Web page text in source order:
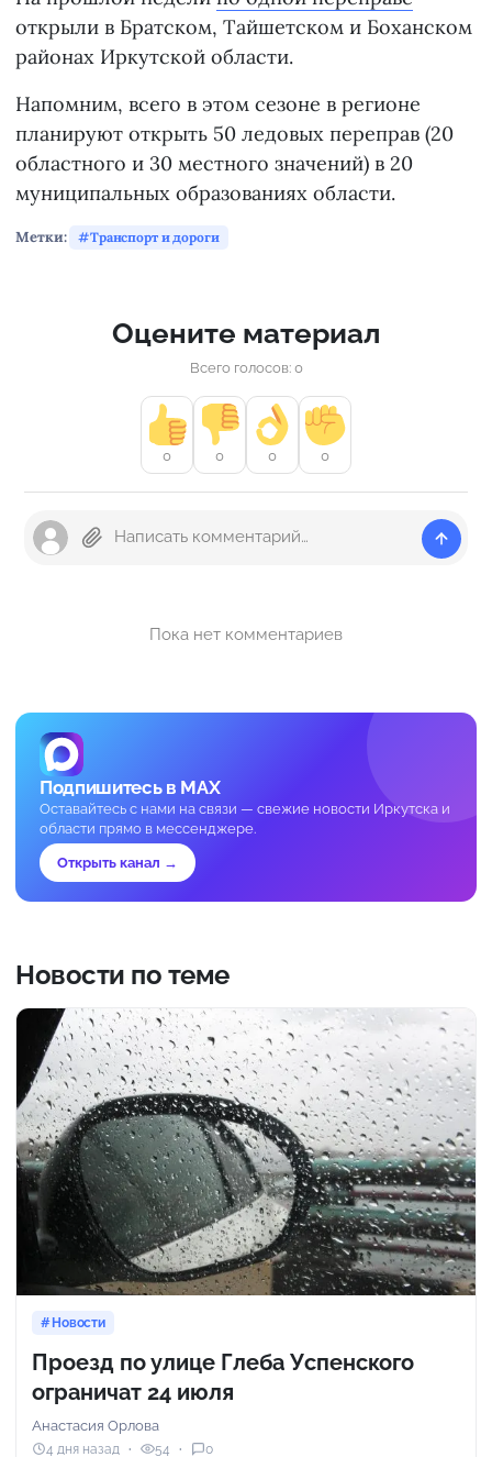
открыли в Братском, Тайшетском и Боханском
районах Иркутской области.
Напомним, всего в этом сезоне в регионе
планируют открыть 50 ледовых переправ (20
областного и 30 местного значений) в 20
муниципальных образованиях области.
Метки: Транспорт и дороги
Оцените материал
Всего голосов: 0
0 0 0 0
Пока нет комментариев
Подпишитесь в MAX
Оставайтесь с нами на связи — свежие новости Иркутска и
области прямо в мессенджере.
Открыть канал →
Новости по теме
Новости
Проезд по улице Глеба Успенского
ограничат 24 июля
Анастасия Орлова
4 дня назад 54 0